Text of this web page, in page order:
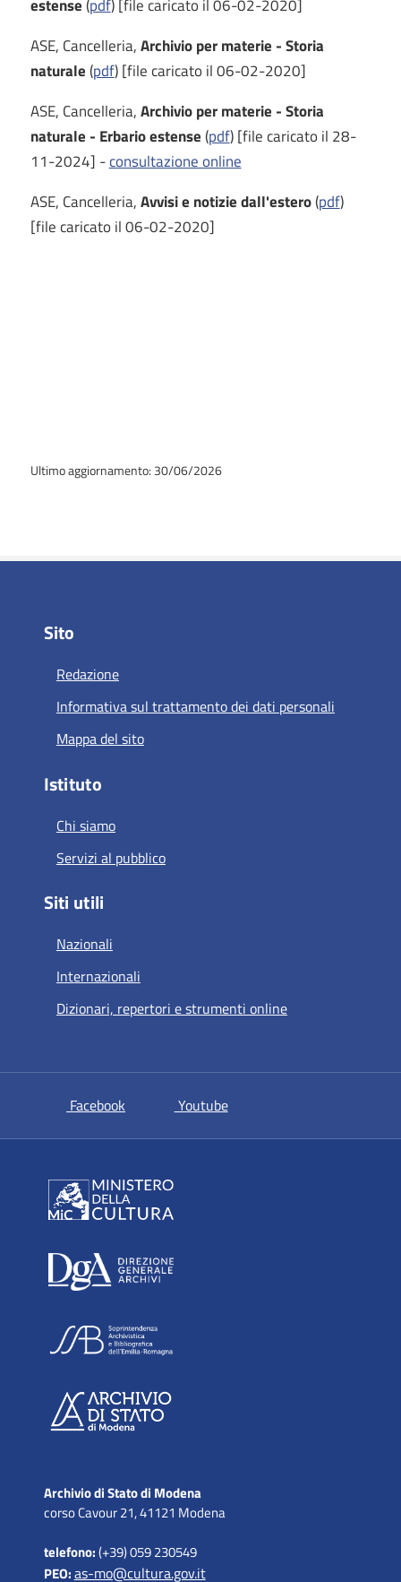
estense(pdf) [file caricato il 06-02-2020]
ASE, Cancelleria,Archivio per materie - Storia
naturale(pdf) [file caricato il 06-02-2020]
ASE, Cancelleria,Archivio per materie - Storia
naturale - Erbario estense(pdf) [file caricato il 28-
11-2024] -consultazione online
ASE, Cancelleria,Avvisi e notizie dall'estero(pdf)
[file caricato il 06-02-2020]
Ultimo aggiornamento: 30/06/2026
Sito
Redazione
Informativa sul trattamento dei dati personali
Mappa del sito
Istituto
Chi siamo
Servizi al pubblico
Siti utili
Nazionali
Internazionali
Dizionari, repertori e strumenti online
Facebook si apre in una nuova scheda
Youtubesi apre in una nuova scheda
Archivio di Stato di Modena
corso Cavour 21, 41121 Modena
telefono:(+39) 059 230549
PEO:as-mo@cultura.gov.it